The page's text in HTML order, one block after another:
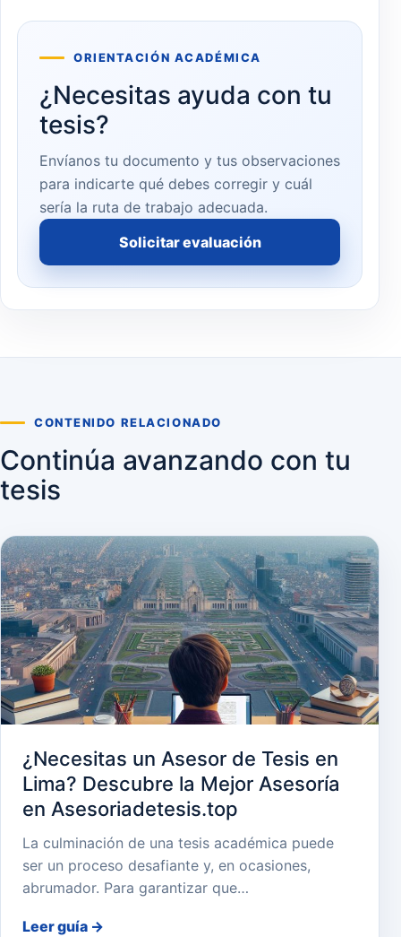
ORIENTACIÓN ACADÉMICA
¿Necesitas ayuda con tu
tesis?
Envíanos tu documento y tus observaciones
para indicarte qué debes corregir y cuál
sería la ruta de trabajo adecuada.
Solicitar evaluación
CONTENIDO RELACIONADO
Continúa avanzando con tu
tesis
¿Necesitas un Asesor de Tesis en
Lima? Descubre la Mejor Asesoría
en Asesoriadetesis.top
La culminación de una tesis académica puede
ser un proceso desafiante y, en ocasiones,
abrumador. Para garantizar que…
Leer guía →